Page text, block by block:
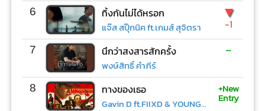
6 ทิ้งกันไม่ได้หรอก
แจ๊ส สปุ๊กนิค ft.เกมส์ สุจิตรา
▼
-1
7 นึกว่าสงสารสักครั้ง
พงษ์สิทธิ์ คำภีร์
-
8 ทางของเธอ
Gavin D ft.FIIXD & YOUNGOHM
+New
Entry